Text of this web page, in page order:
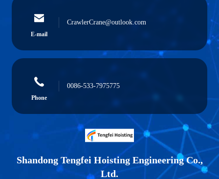
E-mail
CrawlerCrane@outlook.com
Phone
0086-533-7975775
Shandong Tengfei Hoisting Engineering Co.,
Ltd.